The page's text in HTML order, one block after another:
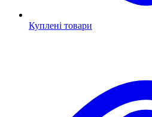
Куплені товари